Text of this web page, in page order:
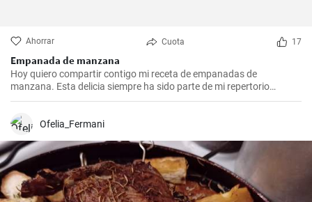
Ahorrar Cuota 17
Empanada de manzana
Hoy quiero compartir contigo mi receta de empanadas de
manzana. Esta delicia siempre ha sido parte de mi repertorio
culinario. Me gusta hacerlas en epocas de frio para endulzar el
hacerte feliz. Es un postre que nunca falla en las reuniones
disfrutes tanto como yo.
Ofelia_Fermani